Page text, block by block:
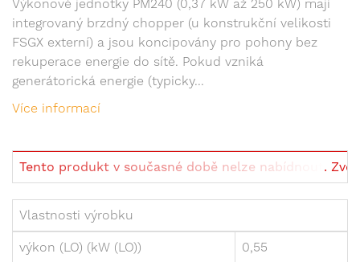
Výkonové jednotky PM240 (0,37 kW až 250 kW) mají
integrovaný brzdný chopper (u konstrukční velikosti
FSGX externí) a jsou koncipovány pro pohony bez
rekuperace energie do sítě. Pokud vzniká
generátorická energie (typicky...
Více informací
Tento produkt v současné době nelze nabídnout.
Vlastnosti výrobku
výkon (LO) (kW (LO)) 0,55